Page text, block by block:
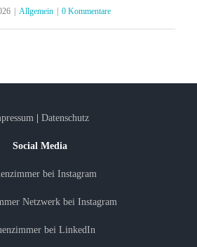
Allgemein 0 Kommentare
|Datenschutz
Social Media
bei Instagram
Netzwerk bei Instagram
bei LinkedIn